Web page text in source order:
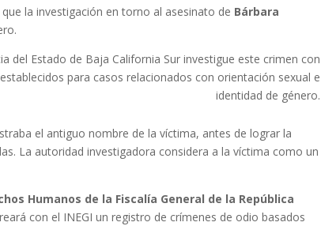
la investigación en torno al asesinato de Bárbara
del Estado de Baja California Sur investigue este crimen con
para casos relacionados con orientación sexual e
identidad de género.
el antiguo nombre de la víctima, antes de lograr la
La autoridad investigadora considera a la víctima como un
Humanos de la Fiscalía General de la República
con el INEGI un registro de crímenes de odio basados